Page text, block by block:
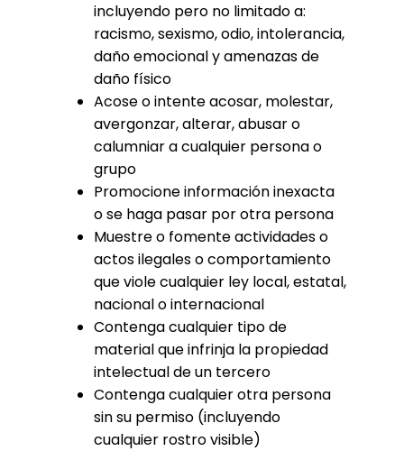
incluyendo pero no limitado a:
racismo, sexismo, odio, intolerancia,
daño emocional y amenazas de
daño físico
Acose o intente acosar, molestar,
avergonzar, alterar, abusar o
calumniar a cualquier persona o
grupo
Promocione información inexacta
o se haga pasar por otra persona
Muestre o fomente actividades o
actos ilegales o comportamiento
que viole cualquier ley local, estatal,
nacional o internacional
Contenga cualquier tipo de
material que infrinja la propiedad
intelectual de un tercero
Contenga cualquier otra persona
sin su permiso (incluyendo
cualquier rostro visible)